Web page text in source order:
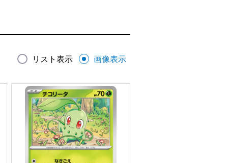
リスト表示 画像表示